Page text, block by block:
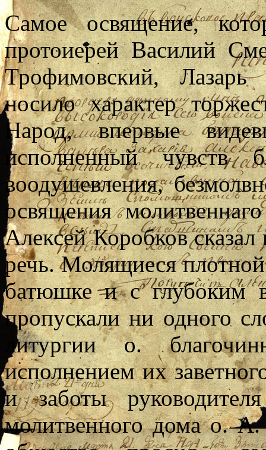
Самое освящение,
протоиерей Василий
Трофимовский,
носило характер
Народ, впервые
исполненный чувств
воодушевления,
освящения
Алексей Коробков
речь. Молящиеся
батюшке и с глубоким
пропускали ни одного
литургии о.
исполнением их
и заботы
молитвенного дома о.